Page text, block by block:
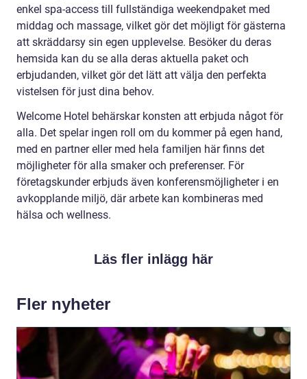
enkel spa-access till fullständiga weekendpaket med
middag och massage, vilket gör det möjligt för gästerna
att skräddarsy sin egen upplevelse. Besöker du deras
hemsida kan du se alla deras aktuella paket och
erbjudanden, vilket gör det lätt att välja den perfekta
vistelsen för just dina behov.
Welcome Hotel behärskar konsten att erbjuda något för
alla. Det spelar ingen roll om du kommer på egen hand,
med en partner eller med hela familjen här finns det
möjligheter för alla smaker och preferenser. För
företagskunder erbjuds även konferensmöjligheter i en
avkopplande miljö, där arbete kan kombineras med
hälsa och wellness.
Läs fler inlägg här
Fler nyheter